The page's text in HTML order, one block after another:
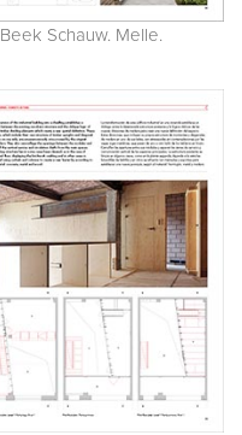
Schauw. Melle.